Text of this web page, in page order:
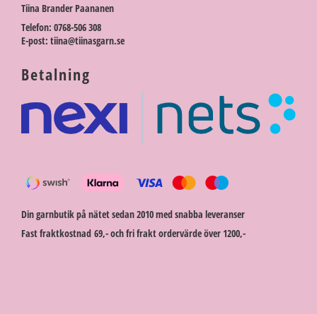
Tiina Brander Paananen
Telefon: 0768-506 308
E-post: tiina@tiinasgarn.se
Betalning
Din garnbutik på nätet sedan 2010 med snabba leveranser
Fast fraktkostnad 69,- och fri frakt ordervärde över 1200,-